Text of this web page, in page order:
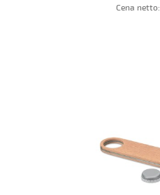
Cena netto: